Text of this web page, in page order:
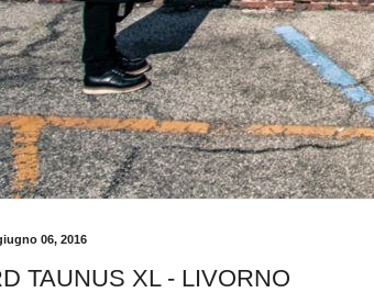
06, 2016
TAUNUS XL - LIVORNO